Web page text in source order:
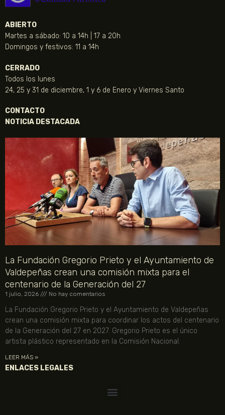
ABIERTO
Martes a sábado: 10 a 14h | 17 a 20h
Domingos y festivos: 11 a 14h
CERRADO
Todos los lunes
24, 25 y 31 de diciembre, 1 y 6 de Enero y Viernes Santo
CONTACTO
NOTICIA DESTACADA
La Fundación Gregorio Prieto y el Ayuntamiento de
Valdepeñas crean una comisión mixta para el
centenario de la Generación del 27
1 julio, 2026 No hay comentarios
La Fundación Gregorio Prieto y el Ayuntamiento de Valdepeñas
crean una comisión mixta para coordinar los actos del centenario
de la Generación del 27 en 2027. Gregorio Prieto es el único
artista plástico representado en la Comisión Nacional.
LEER MÁS »
ENLACES LEGALES